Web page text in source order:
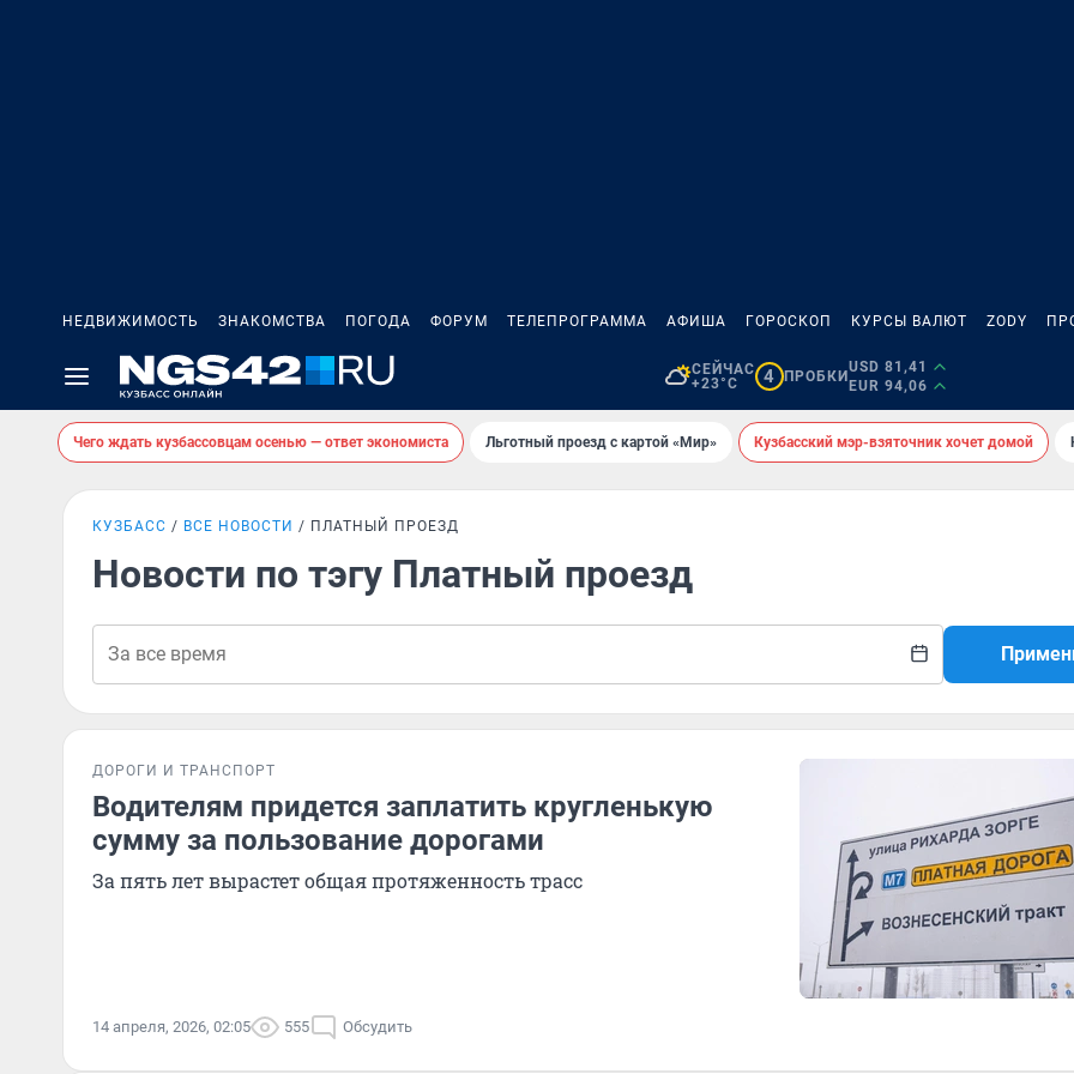
НЕДВИЖИМОСТЬ ЗНАКОМСТВА ПОГОДА ФОРУМ ТЕЛЕПРОГРАММА АФИША ГОРОСКОП КУРСЫ ВАЛЮТ ZODY
СЕЙЧАС
+23°C
4 ПРОБКИ
USD 81,41
EUR 94,06
Чего ждать кузбассовцам осенью — ответ экономиста Льготный проезд с картой «Мир» Кузбасский мэр-взяточник хочет домой
КУЗБАСС ВСЕ НОВОСТИ ПЛАТНЫЙ ПРОЕЗД
Новости по тэгу Платный проезд
ДОРОГИ И ТРАНСПОРТ
Водителям придется заплатить кругленькую
сумму за пользование дорогами
За пять лет вырастет общая протяженность трасс
14 апреля, 2026, 02:05 555 Обсудить